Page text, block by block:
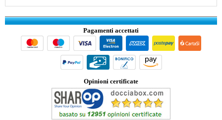
Pagamenti accettati
Opinioni certificate